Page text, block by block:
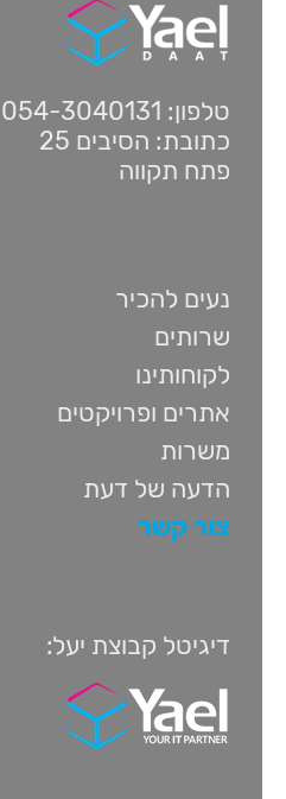
טלפון: 054-3040131
כתובת: הסיבים 25
פתח תקווה
נעים להכיר
שרותים
לקוחותינו
אתרים ופרויקטים
משרות
הדעה של דעת
צור קשר
דיגיטל קבוצת יעל: